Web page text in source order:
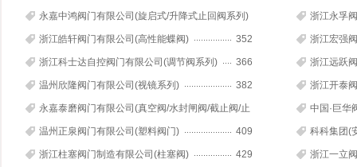
340
永嘉中鸿阀门有限公司(旋启式/升降式止回阀系列)
344
浙江永孚
硬密封球
浙江皓轩阀门有限公司(高性能蝶阀) 352 浙江宏强
浙江科士达自控阀门有限公司(调节阀系列) 366 浙江远跃
温州欣隆阀门有限公司(视镜系列) 382 浙江开泰
永嘉泰磨阀门有限公司(真空阀/水封闸阀/截止阀/止
回阀)
391
中国·巨华
止回阀)
温州正泉阀门有限公司(塑料阀门) 409
科科集团(
流硬碰硬
浙江柱塞阀门制造有限公司(柱塞阀) 429 浙江一立